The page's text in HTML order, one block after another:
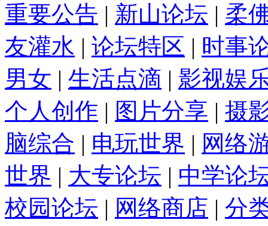
重要公告 | 新山论坛 | 柔
友灌水 | 论坛特区 | 时事
男女 | 生活点滴 | 影视娱
个人创作 | 图片分享 | 摄
脑综合 | 电玩世界 | 网络
世界 | 大专论坛 | 中学论
校园论坛 | 网络商店 | 分